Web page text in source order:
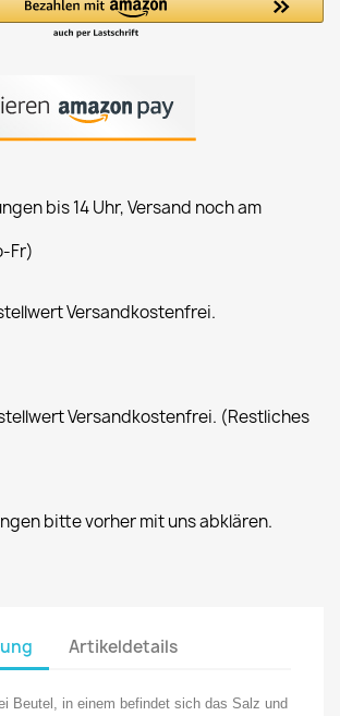
bis 14 Uhr, Versand noch am
Fr)
Versandkostenfrei.
Versandkostenfrei. (Restliches
bitte vorher mit uns abklären.
Artikeldetails
Beutel, in einem befindet sich das Salz und